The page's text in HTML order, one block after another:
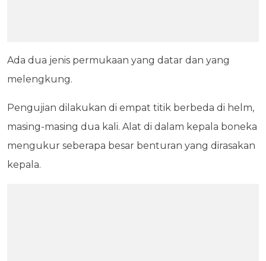
Ada dua jenis permukaan yang datar dan yang
melengkung.
Pengujian dilakukan di empat titik berbeda di helm,
masing-masing dua kali. Alat di dalam kepala boneka
mengukur seberapa besar benturan yang dirasakan
kepala.